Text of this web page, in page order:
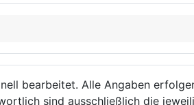
bearbeitet. Alle Angaben
sind ausschließlich die